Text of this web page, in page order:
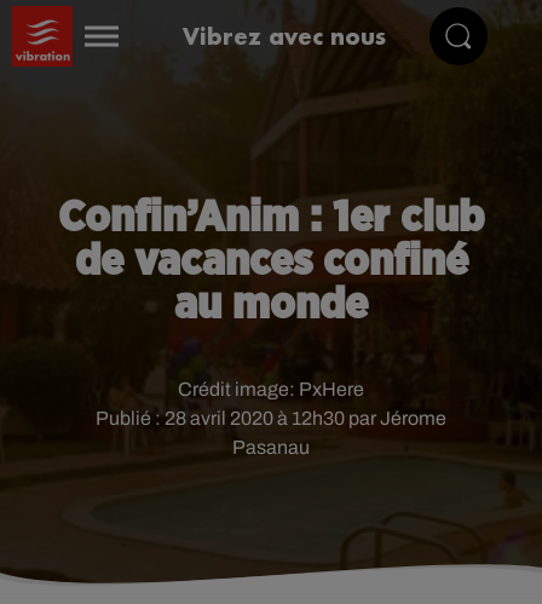
Vibrez avec nous
Confin’Anim : 1er club
de vacances confiné
au monde
Publié : 28 avril 2020 à 12h30 par Jérome
Pasanau
Crédit image: PxHere